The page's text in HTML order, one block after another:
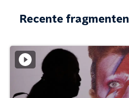
Recente fragmenten